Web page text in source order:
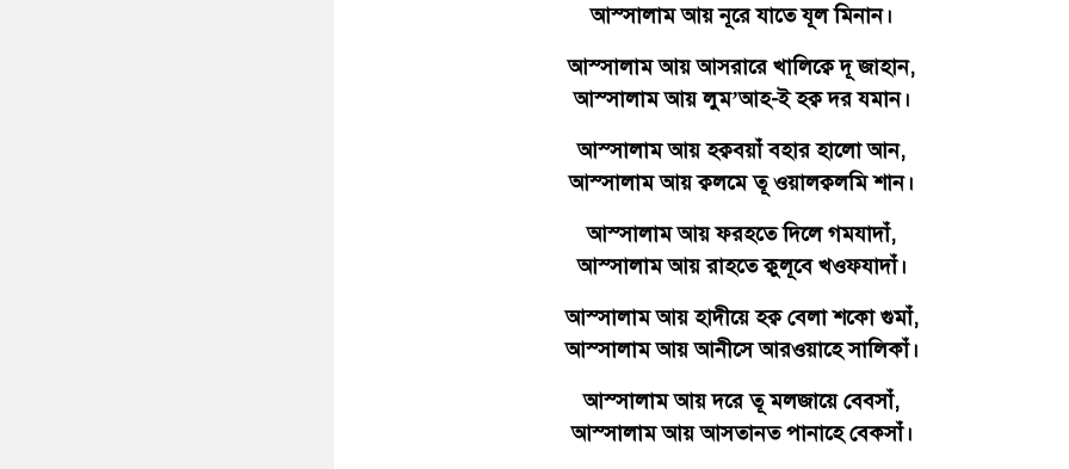
আস্সালাম আয় নূরে যাতে যূল মিনান।
আস্সালাম আয় আসরারে খালিক্বে দূ জাহান,
আস্সালাম আয় লুম’আহ-ই হক্ব দর যমান।
আস্সালাম আয় হক্ববয়াঁ বহার হালো আন,
আস্সালাম আয় ক্বলমে তূ ওয়ালক্বলমি শান।
আস্সালাম আয় ফরহতে দিলে গমযাদাঁ,
আস্সালাম আয় রাহতে ক্বুলূবে খওফযাদাঁ।
আস্সালাম আয় হাদীয়ে হক্ব বেলা শকো গুমাঁ,
আস্সালাম আয় আনীসে আরওয়াহে সালিকাঁ।
আস্সালাম আয় দরে তূ মলজায়ে বেবসাঁ,
আস্সালাম আয় আসতানত পানাহে বেকসাঁ।